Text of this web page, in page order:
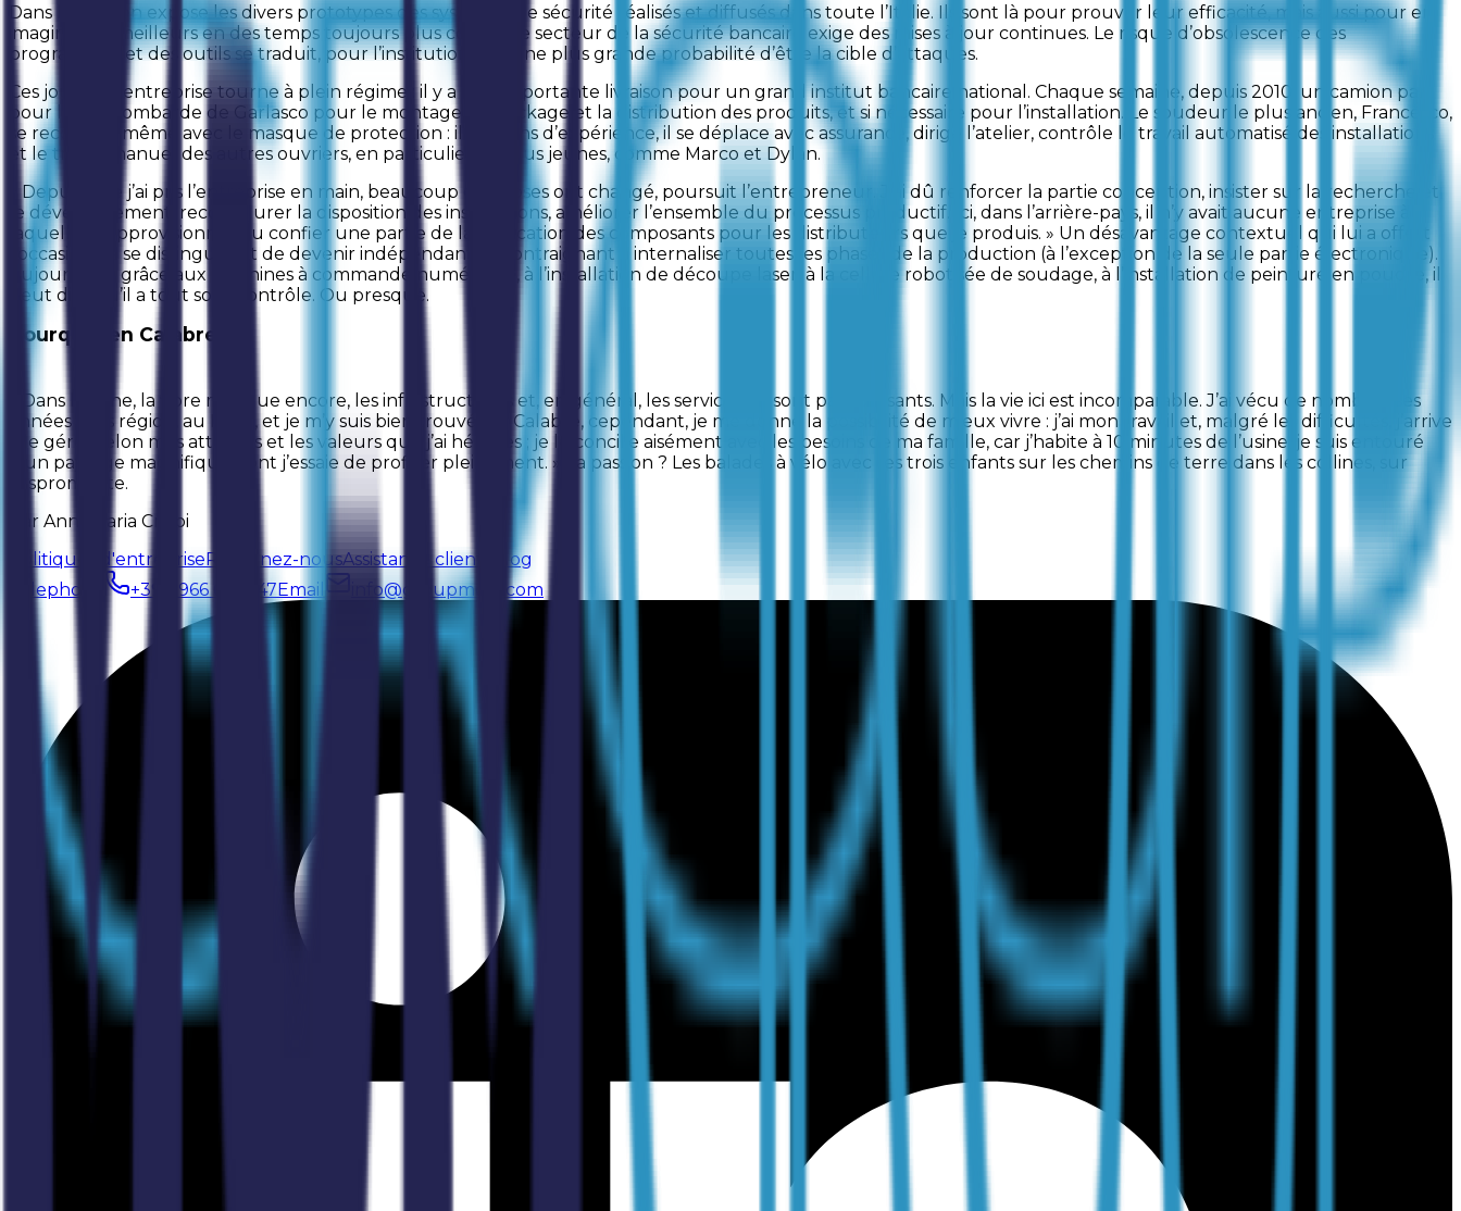
Dans l’usine, on expose les divers prototypes des systèmes de sécurité réalisés et diffusés dans toute l’Italie. Ils sont là pour prouver leur efficacité, mais aussi pour en
imaginer de meilleurs en des temps toujours plus courts. Le secteur de la sécurité bancaire exige des mises à jour continues. Le risque d’obsolescence des
programmes et des outils se traduit, pour l’institution, par une plus grande probabilité d’être la cible d’attaques.
Ces jours-ci, l’entreprise tourne à plein régime : il y a une importante livraison pour un grand institut bancaire national. Chaque semaine, depuis 2010, un camion part
pour l’usine lombarde de Garlasco pour le montage, le stockage et la distribution des produits, et si nécessaire pour l’installation. Le soudeur le plus ancien, Francesco,
se reconnaît même avec le masque de protection : il a 40 ans d’expérience, il se déplace avec assurance, dirige l’atelier, contrôle le travail automatisé des installations
et le travail manuel des autres ouvriers, en particulier les plus jeunes, comme Marco et Dylan.
« Depuis que j’ai pris l’entreprise en main, beaucoup de choses ont changé, poursuit l’entrepreneur. J’ai dû renforcer la partie conception, insister sur la recherche et
le développement, reconfigurer la disposition des installations, améliorer l’ensemble du processus productif. Ici, dans l’arrière-pays, il n’y avait aucune entreprise à
laquelle m’approvisionner ou confier une partie de la fabrication des composants pour les distributeurs que je produis. » Un désavantage contextuel qui lui a offert
l’occasion de se distinguer et de devenir indépendant, le contraignant à internaliser toutes les phases de la production (à l’exception de la seule partie électronique).
Aujourd’hui, grâce aux machines à commande numérique, à l’installation de découpe laser, à la cellule robotisée de soudage, à l’installation de peinture en poudre, il
peut dire qu’il a tout sous contrôle. Ou presque.
Pourquoi en Calabre ?
« Dans la zone, la fibre manque encore, les infrastructures et, en général, les services ne sont pas suffisants. Mais la vie ici est incomparable. J’ai vécu de nombreuses
années hors région, au Nord, et je m’y suis bien trouvé. En Calabre, cependant, je me donne la possibilité de mieux vivre : j’ai mon travail et, malgré les difficultés, j’arrive
à le gérer selon mes attentes et les valeurs que j’ai héritées ; je le concilie aisément avec les besoins de ma famille, car j’habite à 10 minutes de l’usine, je suis entouré
d’un paysage magnifique dont j’essaie de profiter pleinement. » Sa passion ? Les balades à vélo avec ses trois enfants sur les chemins de terre dans les collines, sur
l’Aspromonte.
Par Annamaria Crupi
Politiques d'entrepriseRejoignez-nousAssistance clients
Blog
Telephone
+39 0966 660847Email info@groupmcm.com